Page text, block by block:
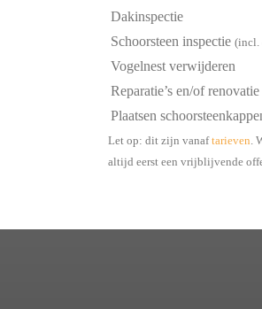
Dakinspectie
Schoorsteen inspectie (incl.
Vogelnest verwijderen
Reparatie’s en/of
Plaatsen
Let op: dit zijn vanaftarieven .
altijd eerst een vrijblijvende